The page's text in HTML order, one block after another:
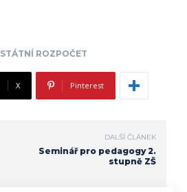
STÁTNÍ ROZPOČET
X Pinterest
DALŠÍ ČLÁNEK
Seminář pro pedagogy 2.
stupně ZŠ